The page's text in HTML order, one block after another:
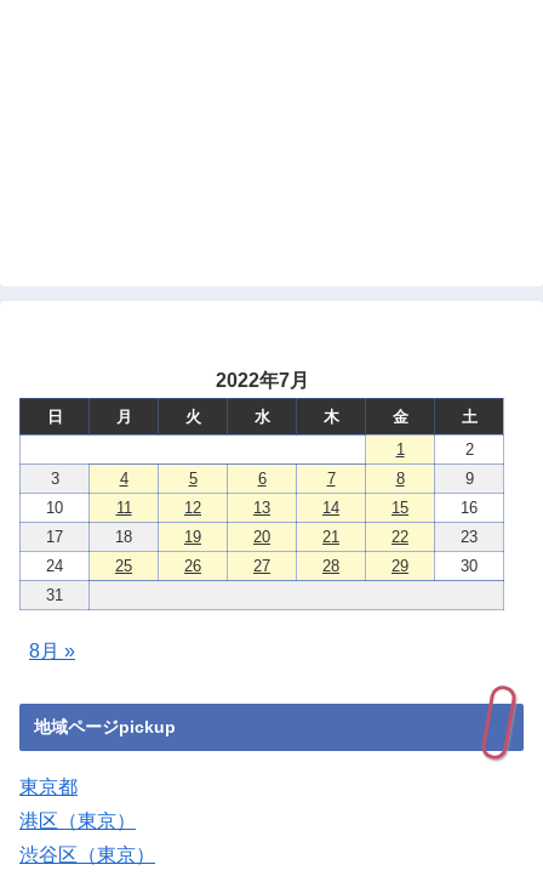
2022年7月
日 月 火 水 木 金
土
1
2
3
4 5 6 7 8
9
10
11 12 13 14 15
16
17
18 19 20 21 22
23
24
25 26 27 28 29
30
31
8月 »
地域ページpickup
東京都
港区（東京）
渋谷区（東京）